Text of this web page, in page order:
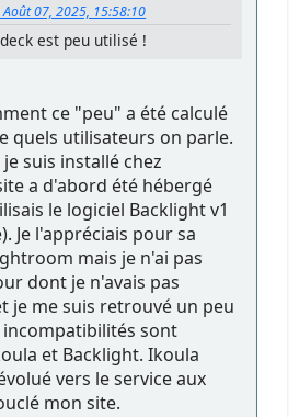
07, 2025, 15:58:10
est peu utilisé !
ce "peu" a été calculé
quels utilisateurs on parle.
suis installé chez
a d'abord été hébergé
le logiciel Backlight v1
Je l'appréciais pour sa
mais je n'ai pas
dont je n'avais pas
je me suis retrouvé un peu
sont
et Backlight. Ikoula
vers le service aux
mon site.